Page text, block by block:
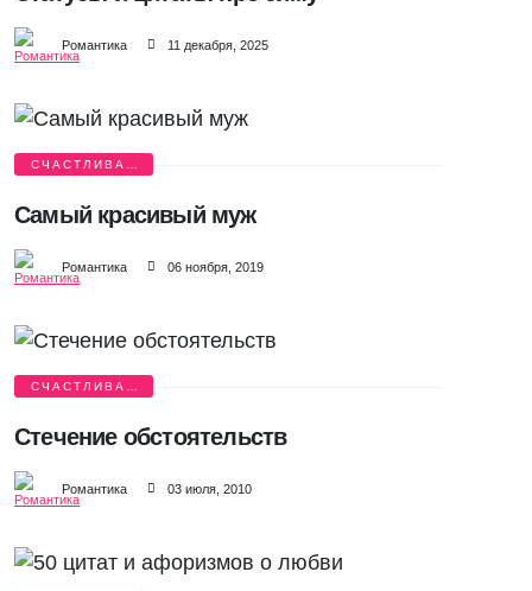
Романтика 11 декабря, 2025
СЧАСТЛИВАЯ
Самый красивый муж
Романтика 06 ноября, 2019
СЧАСТЛИВАЯ
Стечение обстоятельств
Романтика 03 июля, 2010